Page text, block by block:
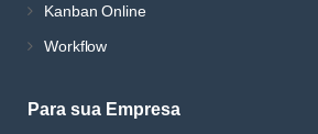
Kanban Online
Workflow
Para sua Empresa